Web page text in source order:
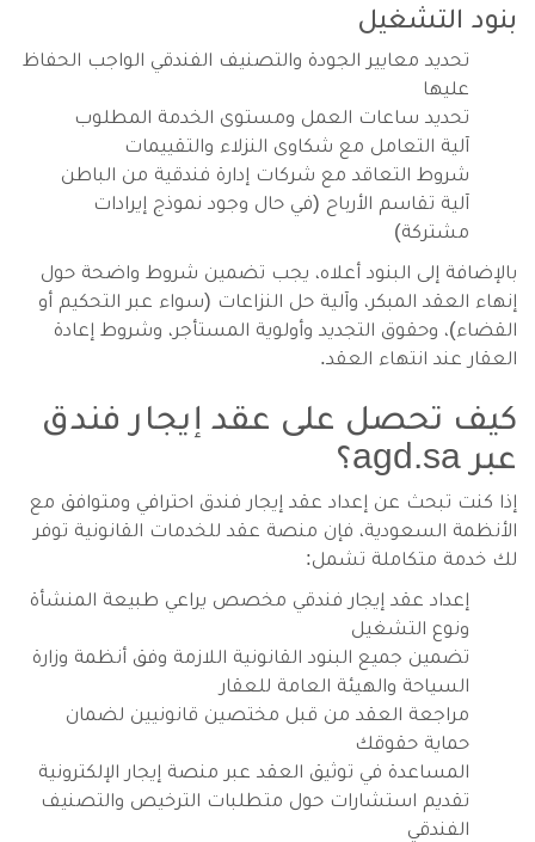
بنود التشغيل
تحديد معايير الجودة والتصنيف الفندقي الواجب الحفاظ
عليها
تحديد ساعات العمل ومستوى الخدمة المطلوب
آلية التعامل مع شكاوى النزلاء والتقييمات
شروط التعاقد مع شركات إدارة فندقية من الباطن
آلية تقاسم الأرباح (في حال وجود نموذج إيرادات
مشتركة)
بالإضافة إلى البنود أعلاه، يجب تضمين شروط واضحة حول
إنهاء العقد المبكر، وآلية حل النزاعات (سواء عبر التحكيم أو
القضاء)، وحقوق التجديد وأولوية المستأجر، وشروط إعادة
العقار عند انتهاء العقد.
كيف تحصل على عقد إيجار فندق
عبر agd.sa؟
إذا كنت تبحث عن إعداد عقد إيجار فندق احترافي ومتوافق مع
الأنظمة السعودية، فإن منصة عقد للخدمات القانونية توفر
لك خدمة متكاملة تشمل:
إعداد عقد إيجار فندقي مخصص يراعي طبيعة المنشأة
ونوع التشغيل
تضمين جميع البنود القانونية اللازمة وفق أنظمة وزارة
السياحة والهيئة العامة للعقار
مراجعة العقد من قبل مختصين قانونيين لضمان
حماية حقوقك
المساعدة في توثيق العقد عبر منصة إيجار الإلكترونية
تقديم استشارات حول متطلبات الترخيص والتصنيف
الفندقي